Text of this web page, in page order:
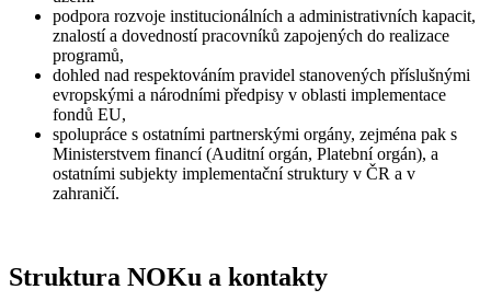
podpora rozvoje institucionálních a administrativních kapacit,
znalostí a dovedností pracovníků zapojených do realizace
programů,
dohled nad respektováním pravidel stanovených příslušnými
evropskými a národními předpisy v oblasti implementace
fondů EU,
spolupráce s ostatními partnerskými orgány, zejména pak s
Ministerstvem financí (Auditní orgán, Platební orgán), a
ostatními subjekty implementační struktury v ČR a v
zahraničí.
Struktura NOKu a kontakty